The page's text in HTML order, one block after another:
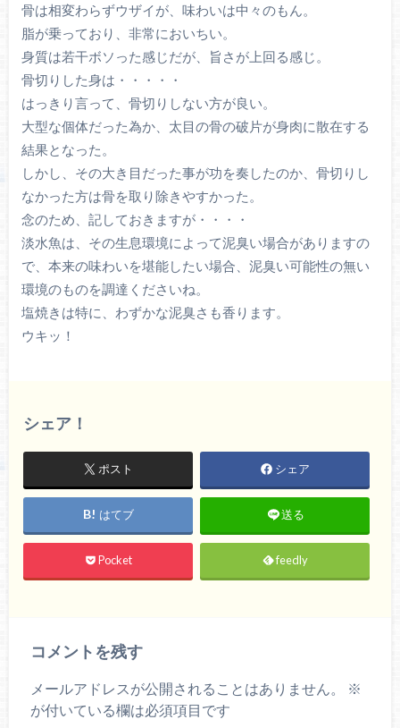
骨は相変わらずウザイが、味わいは中々のもん。
脂が乗っており、非常においちい。
身質は若干ボソった感じだが、旨さが上回る感じ。
骨切りした身は・・・・・
はっきり言って、骨切りしない方が良い。
大型な個体だった為か、太目の骨の破片が身肉に散在する
結果となった。
しかし、その大き目だった事が功を奏したのか、骨切りし
なかった方は骨を取り除きやすかった。
念のため、記しておきますが・・・・
淡水魚は、その生息環境によって泥臭い場合がありますの
で、本来の味わいを堪能したい場合、泥臭い可能性の無い
環境のものを調達くださいね。
塩焼きは特に、わずかな泥臭さも香ります。
ウキッ！
シェア！
ポスト シェア
はてブ 送る
Pocket feedly
コメントを残す
メールアドレスが公開されることはありません。
※
が付いている欄は必須項目です